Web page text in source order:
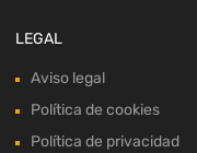
LEGAL
Aviso legal
Política de cookies
Política de privacidad